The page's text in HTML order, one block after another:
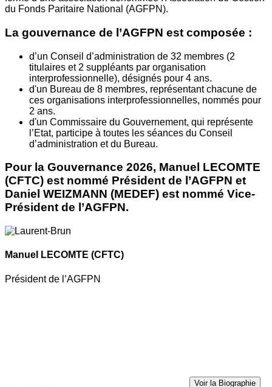
du Fonds Paritaire National (AGFPN).
La gouvernance de l’AGFPN est composée :
d’un Conseil d’administration de 32 membres (2
titulaires et 2 suppléants par organisation
interprofessionnelle), désignés pour 4 ans.
d'un Bureau de 8 membres, représentant chacune de
ces organisations interprofessionnelles, nommés pour
2 ans.
d'un Commissaire du Gouvernement, qui représente
l’Etat, participe à toutes les séances du Conseil
d’administration et du Bureau.
Pour la Gouvernance 2026, Manuel LECOMTE
(CFTC) est nommé Président de l’AGFPN et
Daniel WEIZMANN (MEDEF) est nommé Vice-
Président de l’AGFPN.
Manuel LECOMTE (CFTC)
Président de l’AGFPN
Voir la Biographie